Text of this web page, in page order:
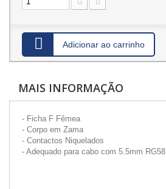
Adicionar ao carrinho
MAIS INFORMAÇÃO
- Ficha F Fêmea
- Corpo em Zama
- Contactos Niquelados
- Adequado para cabo com 5.5mm RG58